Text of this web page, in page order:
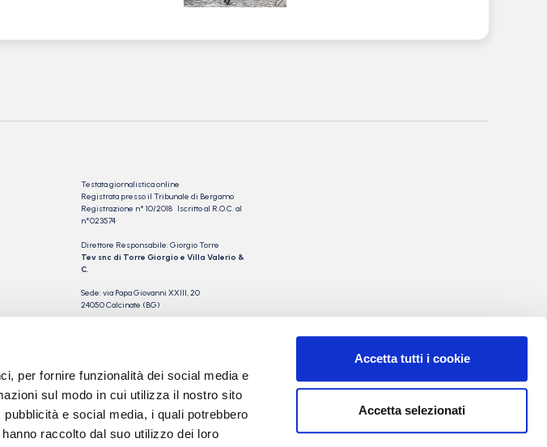
per fornire funzionalità dei social media e
sul modo in cui utilizza il nostro sito
e social media, i quali potrebbero
raccolto dal suo utilizzo dei loro
Accetta tutti i cookie
Accetta selezionati
Testata giornalistica online
Registrata presso il Tribunale di Bergamo
Registrazione n° 10/2018 Iscritto al R.O.C. al
n°023574
Direttore Responsabile: Giorgio Torre
Tev snc di Torre Giorgio e Villa Valerio &
C.
Sede: via Papa Giovanni XXIII, 20
24050 Calcinate (BG)